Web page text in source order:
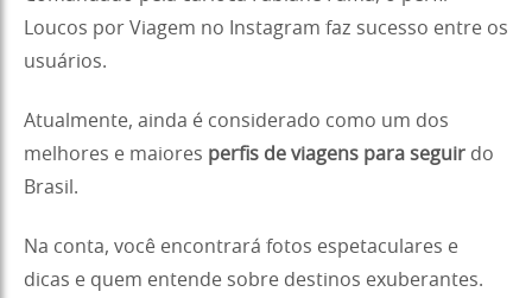
Loucos por Viagem no Instagram faz sucesso entre os
usuários.
Atualmente, ainda é considerado como um dos
melhores e maiores perfis de viagens para seguir do
Brasil.
Na conta, você encontrará fotos espetaculares e
dicas e quem entende sobre destinos exuberantes.